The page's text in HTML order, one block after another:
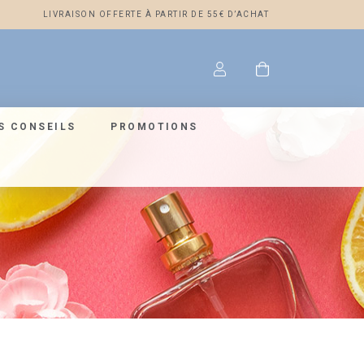
LIVRAISON OFFERTE À PARTIR DE 55€ D’ACHAT
CONSEILS PROMOTIONS